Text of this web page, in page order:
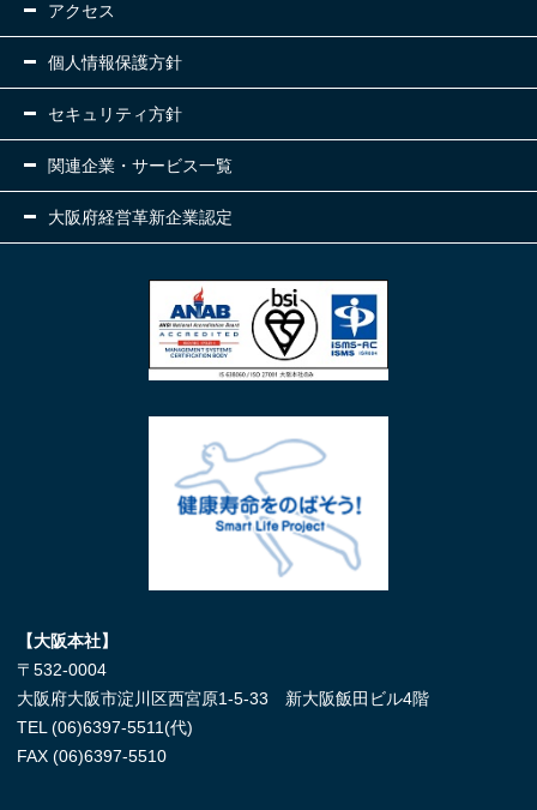
アクセス
個人情報保護方針
セキュリティ方針
関連企業・サービス一覧
大阪府経営革新企業認定
【大阪本社】
〒532-0004
大阪府大阪市淀川区西宮原1-5-33 新大阪飯田ビル4階
TEL (06)6397-5511(代)
FAX (06)6397-5510